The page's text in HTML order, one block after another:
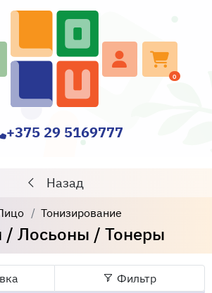
0
+375 29 5169777
Назад
Тонизирование
/ Лосьоны / Тонеры
Фильтр